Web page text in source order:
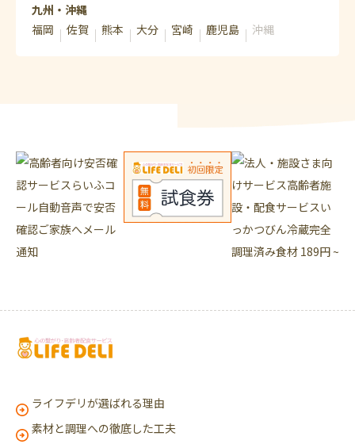
九州・沖縄
福岡
佐賀 熊本 大分 宮崎 鹿児島 沖縄
ライフデリが選ばれる理由
素材と調理への徹底した工夫